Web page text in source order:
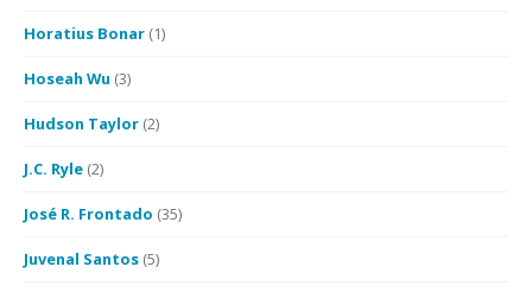
Horatius Bonar (1)
Hoseah Wu (3)
Hudson Taylor (2)
J.C. Ryle (2)
José R. Frontado (35)
Juvenal Santos (5)